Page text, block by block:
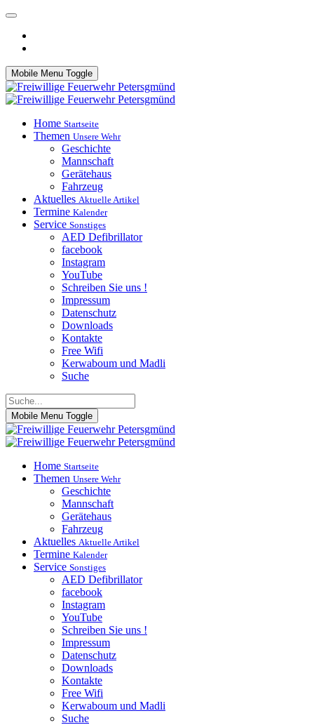
Mobile Menu Toggle
Home Startseite
Themen Unsere Wehr
Geschichte
Mannschaft
Gerätehaus
Fahrzeug
Aktuelles Aktuelle Artikel
Termine Kalender
Service Sonstiges
AED Defibrillator
facebook
Instagram
YouTube
Schreiben Sie uns !
Impressum
Datenschutz
Downloads
Kontakte
Free Wifi
Kerwaboum und Madli
Suche
Mobile Menu Toggle
Home Startseite
Themen Unsere Wehr
Geschichte
Mannschaft
Gerätehaus
Fahrzeug
Aktuelles Aktuelle Artikel
Termine Kalender
Service Sonstiges
AED Defibrillator
facebook
Instagram
YouTube
Schreiben Sie uns !
Impressum
Datenschutz
Downloads
Kontakte
Free Wifi
Kerwaboum und Madli
Suche